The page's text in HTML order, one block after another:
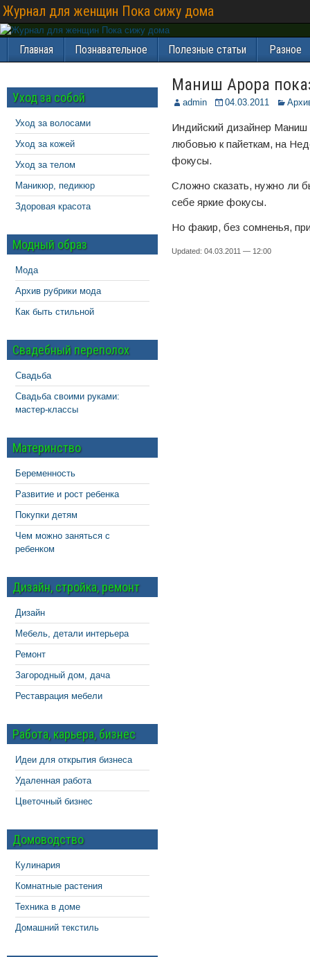
Журнал для женщин Пока сижу дома
Главная Познавательное Полезные статьи Разное
Маниш Арора
admin 04.03.2011
Индийский дизайнер Маниш
любовью к пайеткам, на
фокусы.
Сложно сказать, нужно ли
себе яркие фокусы.
Но факир, без сомненья,
Updated: 04.03.2011 — 12:00
Уход за собой
Уход за волосами
Уход за кожей
Уход за телом
Маникюр, педикюр
Здоровая красота
Модный образ
Мода
Архив рубрики мода
Как быть стильной
Свадебный переполох
Свадьба
Свадьба своими руками:
мастер-классы
Материнство
Беременность
Развитие и рост ребенка
Покупки детям
Чем можно заняться с
ребенком
Дизайн, стройка, ремонт
Дизайн
Мебель, детали интерьера
Ремонт
Загородный дом, дача
Реставрация мебели
Работа, карьера, бизнес
Идеи для открытия бизнеса
Удаленная работа
Цветочный бизнес
Домоводство
Кулинария
Комнатные растения
Техника в доме
Домашний текстиль